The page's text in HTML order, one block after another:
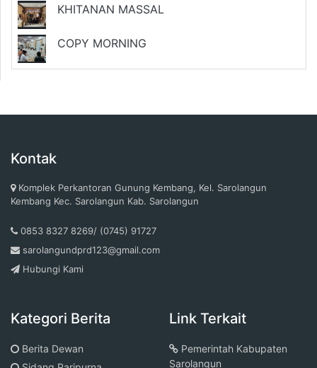
KHITANAN MASSAL
COPY MORNING
Kontak
Komplek Perkantoran Gunung Kembang, Kel. Sarolangun
Kembang Kec. Sarolangun Kab. Sarolangun
0853 8327 8269/ (0745) 91727
sarolangundprd123@gmail.com
Hubungi Kami
Kategori Berita
Berita Dewan
Link Terkait
Pemerintah Kabupaten
Sarolangun